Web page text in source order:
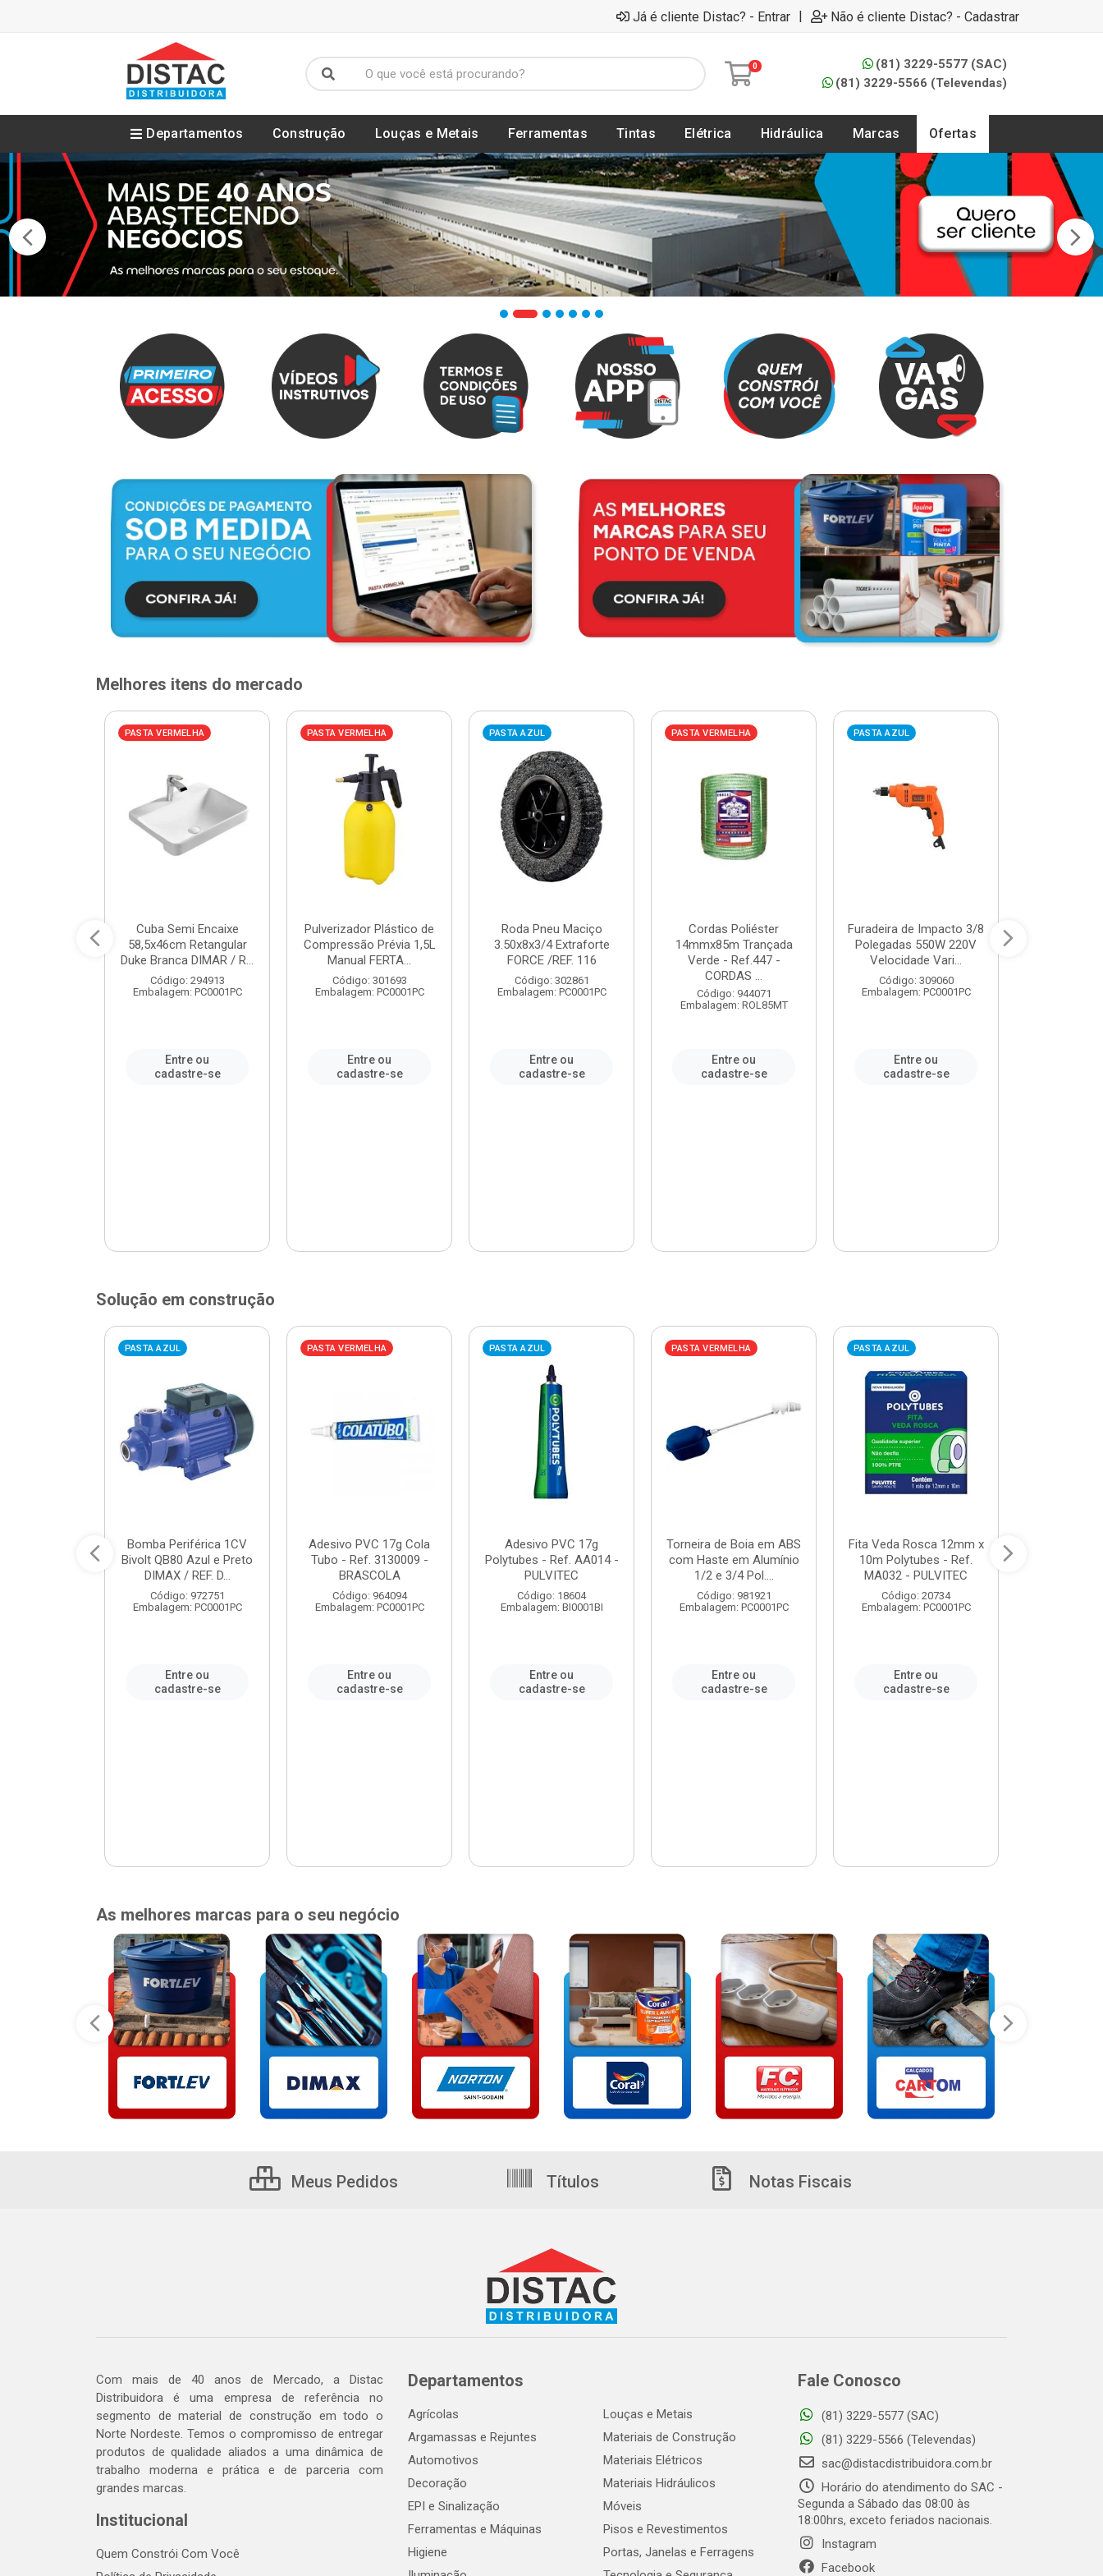
Já é cliente Distac? - Entrar | Não é cliente Distac? - Cadastrar
0
(81) 3229-5577 (SAC)
(81) 3229-5566 (Televendas)
Departamentos Construção Louças e Metais Ferramentas Tintas Elétrica Hidráulica Marcas Ofertas
Melhores itens do mercado
PASTA VERMELHA
Cuba Semi Encaixe
58,5x46cm Retangular
Duke Branca DIMAR / R...
Código: 294913
Embalagem: PC0001PC
Entre ou
cadastre-se
PASTA VERMELHA
Pulverizador Plástico de
Compressão Prévia 1,5L
Manual FERTA...
Código: 301693
Embalagem: PC0001PC
Entre ou
cadastre-se
PASTA AZUL
Roda Pneu Maciço
3.50x8x3/4 Extraforte
FORCE /REF. 116
Código: 302861
Embalagem: PC0001PC
Entre ou
cadastre-se
PASTA VERMELHA
Cordas Poliéster
14mmx85m Trançada
Verde - Ref.447 -
CORDAS ...
Código: 944071
Embalagem: ROL85MT
Entre ou
cadastre-se
PASTA AZUL
Furadeira de Impacto 3/8
Polegadas 550W 220V
Velocidade Vari...
Código: 309060
Embalagem: PC0001PC
Entre ou
cadastre-se
Solução em construção
PASTA AZUL
Bomba Periférica 1CV
Bivolt QB80 Azul e Preto
DIMAX / REF. D...
Código: 972751
Embalagem: PC0001PC
Entre ou
cadastre-se
PASTA VERMELHA
Adesivo PVC 17g Cola
Tubo - Ref. 3130009 -
BRASCOLA
Código: 964094
Embalagem: PC0001PC
Entre ou
cadastre-se
PASTA AZUL
Adesivo PVC 17g
Polytubes - Ref. AA014 -
PULVITEC
Código: 18604
Embalagem: BI0001BI
Entre ou
cadastre-se
PASTA VERMELHA
Torneira de Boia em ABS
com Haste em Alumínio
1/2 e 3/4 Pol....
Código: 981921
Embalagem: PC0001PC
Entre ou
cadastre-se
PASTA AZUL
Fita Veda Rosca 12mm x
10m Polytubes - Ref.
MA032 - PULVITEC
Código: 20734
Embalagem: PC0001PC
Entre ou
cadastre-se
As melhores marcas para o seu negócio
Meus Pedidos Títulos Notas Fiscais
Com mais de 40 anos de Mercado, a Distac
Distribuidora é uma empresa de referência no
segmento de material de construção em todo o
Norte Nordeste. Temos o compromisso de entregar
produtos de qualidade aliados a uma dinâmica de
trabalho moderna e prática e de parceria com
grandes marcas.
Institucional
Quem Constrói Com Você
Departamentos
Agrícolas
Argamassas e Rejuntes
Automotivos
Decoração
EPI e Sinalização
Ferramentas e Máquinas
Higiene
Louças e Metais
Materiais de Construção
Materiais Elétricos
Materiais Hidráulicos
Móveis
Pisos e Revestimentos
Portas, Janelas e Ferragens
Fale Conosco
(81) 3229-5577 (SAC)
(81) 3229-5566 (Televendas)
sac@distacdistribuidora.com.br
Horário do atendimento do SAC -
Segunda a Sábado das 08:00 às
18:00hrs, exceto feriados nacionais.
Instagram
Facebook